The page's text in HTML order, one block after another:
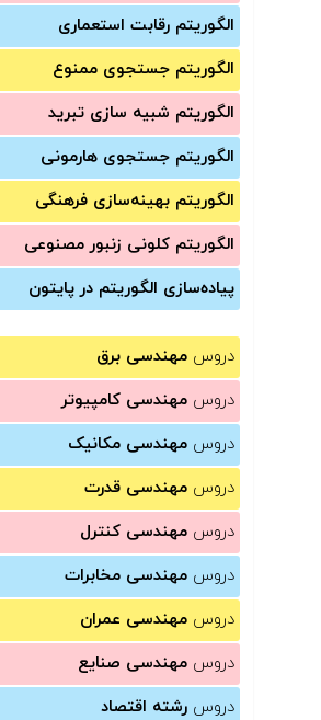
الگوریتم رقابت استعماری
الگوریتم جستجوی ممنوع
الگوریتم شبیه سازی تبرید
الگوریتم جستجوی هارمونی
الگوریتم بهینه‌سازی فرهنگی
الگوریتم کلونی زنبور مصنوعی
پیاده‌سازی الگوریتم در پایتون
دروس مهندسی برق
دروس مهندسی کامپیوتر
دروس مهندسی مکانیک
دروس مهندسی قدرت
دروس مهندسی کنترل
دروس مهندسی مخابرات
دروس مهندسی عمران
دروس مهندسی صنایع
دروس رشته اقتصاد